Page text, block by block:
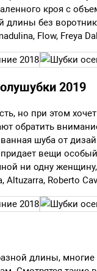
кроя с
длины без
Flow, Freya
2019
но при этом
обратить
шуба от
вещи
ни одну
Roberto
длины,